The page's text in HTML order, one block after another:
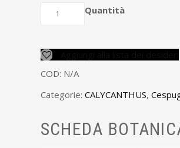
Quantità
COD: N/A
Categorie: CALYCANTHUS,
SCHEDA